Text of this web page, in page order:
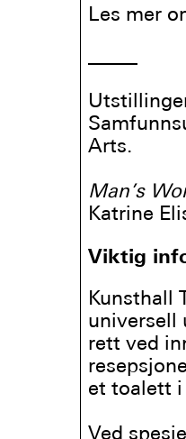
Les mer
Arts.
Man’s
Katrine
Viktig
Kunsthall
universell
rett ved
et toalett i
Ved